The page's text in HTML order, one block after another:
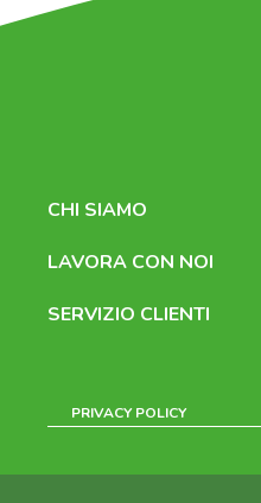
CHI SIAMO
LAVORA CON NOI
SERVIZIO CLIENTI
PRIVACY POLICY